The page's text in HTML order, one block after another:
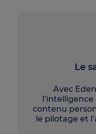
Le
Avec
contenu
le pilotage et